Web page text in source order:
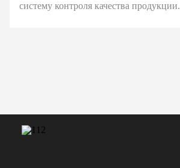
систему контроля качества продукции.